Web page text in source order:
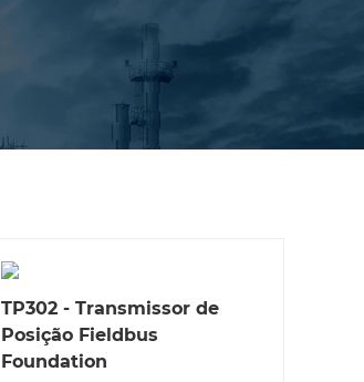
TP302 - Transmissor de
Posição Fieldbus
Foundation